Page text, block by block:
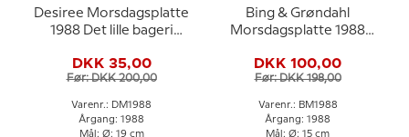
Desiree Morsdagsplatte
1988 Det lille bageri
DKK 35,00
Før: DKK 200,00
Varenr.: DM1988
Årgang: 1988
Mål: Ø: 19 cm
Bing & Grøndahl
Morsdagsplatte 1988
DKK 100,00
Før: DKK 198,00
Varenr.: BM1988
Årgang: 1988
Mål: Ø: 15 cm